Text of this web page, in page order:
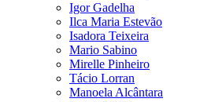
Igor Gadelha
Ilca Maria Estevão
Isadora Teixeira
Mario Sabino
Mirelle Pinheiro
Tácio Lorran
Manoela Alcântara